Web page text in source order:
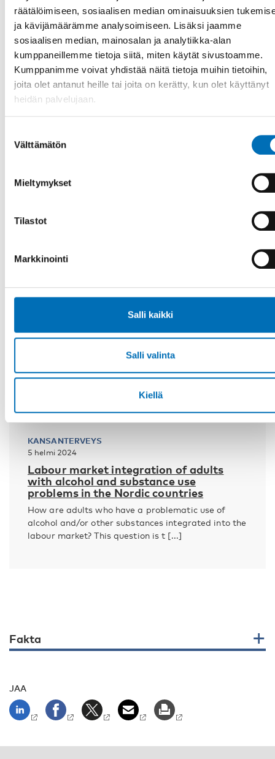
räätälöimiseen, sosiaalisen median ominaisuuksien
ja kävijämäärämme analysoimiseen. Lisäksi jaamme
sosiaalisen median, mainosalan ja analytiikka-alan
kumppaneillemme tietoja siitä, miten käytät sivustoamme.
Kumppanimme voivat yhdistää näitä tietoja muihin tietoihin,
joita olet antanut heille tai joita on kerätty, kun olet käyttänyt
heidän palvelujaan.
valinta
Välttämätön
Mieltymykset
Tilastot
Markkinointi
Salli kaikki
Salli valinta
Kiellä
Raportit
KANSANTERVEYS
5 helmi 2024
Labour market integration of adults
with alcohol and substance use
problems in the Nordic countries
How are adults who have a problematic use of
alcohol and/or other substances integrated into the
labour market? This question is t [...]
Fakta
JAA